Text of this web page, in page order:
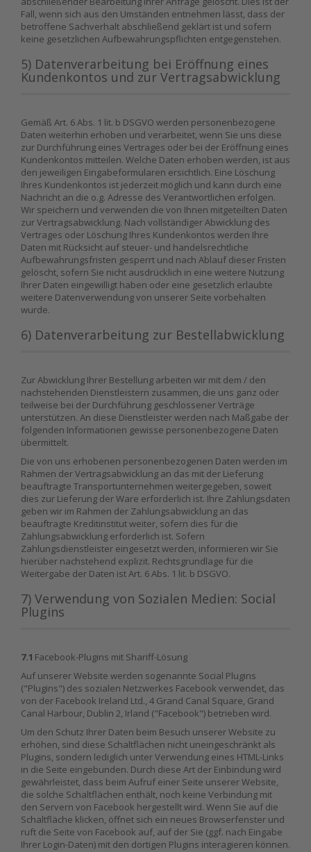
Fall, wenn sich aus den Umständen entnehmen lässt, dass der
betroffene Sachverhalt abschließend geklärt ist und sofern
keine gesetzlichen Aufbewahrungspflichten entgegenstehen.
5) Datenverarbeitung bei Eröffnung eines
Kundenkontos und zur Vertragsabwicklung
Gemäß Art. 6 Abs. 1 lit. b DSGVO werden personenbezogene
Daten weiterhin erhoben und verarbeitet, wenn Sie uns diese
zur Durchführung eines Vertrages oder bei der Eröffnung eines
Kundenkontos mitteilen. Welche Daten erhoben werden, ist aus
den jeweiligen Eingabeformularen ersichtlich. Eine Löschung
Ihres Kundenkontos ist jederzeit möglich und kann durch eine
Nachricht an die o.g. Adresse des Verantwortlichen erfolgen.
Wir speichern und verwenden die von Ihnen mitgeteilten Daten
zur Vertragsabwicklung. Nach vollständiger Abwicklung des
Vertrages oder Löschung Ihres Kundenkontos werden Ihre
Daten mit Rücksicht auf steuer- und handelsrechtliche
Aufbewahrungsfristen gesperrt und nach Ablauf dieser Fristen
gelöscht, sofern Sie nicht ausdrücklich in eine weitere Nutzung
Ihrer Daten eingewilligt haben oder eine gesetzlich erlaubte
weitere Datenverwendung von unserer Seite vorbehalten
wurde.
6) Datenverarbeitung zur Bestellabwicklung
Zur Abwicklung Ihrer Bestellung arbeiten wir mit dem / den
nachstehenden Dienstleistern zusammen, die uns ganz oder
teilweise bei der Durchführung geschlossener Verträge
unterstützen. An diese Dienstleister werden nach Maßgabe der
folgenden Informationen gewisse personenbezogene Daten
übermittelt.
Die von uns erhobenen personenbezogenen Daten werden im
Rahmen der Vertragsabwicklung an das mit der Lieferung
beauftragte Transportunternehmen weitergegeben, soweit
dies zur Lieferung der Ware erforderlich ist. Ihre Zahlungsdaten
geben wir im Rahmen der Zahlungsabwicklung an das
beauftragte Kreditinstitut weiter, sofern dies für die
Zahlungsabwicklung erforderlich ist. Sofern
Zahlungsdienstleister eingesetzt werden, informieren wir Sie
hierüber nachstehend explizit. Rechtsgrundlage für die
Weitergabe der Daten ist Art. 6 Abs. 1 lit. b DSGVO.
7) Verwendung von Sozialen Medien: Social
Plugins
7.1 Facebook-Plugins mit Shariff-Lösung
Auf unserer Website werden sogenannte Social Plugins
("Plugins") des sozialen Netzwerkes Facebook verwendet, das
von der Facebook Ireland Ltd., 4 Grand Canal Square, Grand
Canal Harbour, Dublin 2, Irland ("Facebook") betrieben wird.
Um den Schutz Ihrer Daten beim Besuch unserer Website zu
erhöhen, sind diese Schaltflächen nicht uneingeschränkt als
Plugins, sondern lediglich unter Verwendung eines HTML-Links
in die Seite eingebunden. Durch diese Art der Einbindung wird
gewährleistet, dass beim Aufruf einer Seite unserer Website,
die solche Schaltflächen enthält, noch keine Verbindung mit
den Servern von Facebook hergestellt wird. Wenn Sie auf die
Schaltfläche klicken, öffnet sich ein neues Browserfenster und
ruft die Seite von Facebook auf, auf der Sie (ggf. nach Eingabe
Ihrer Login-Daten) mit den dortigen Plugins interagieren können.